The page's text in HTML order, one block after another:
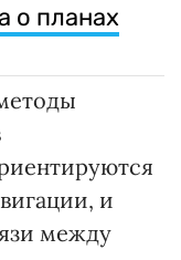
о планах
и
между